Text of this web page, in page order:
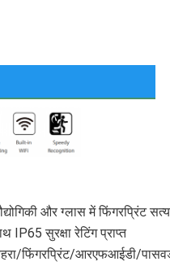
और ग्लास में फिंगरप्रिंट
सुरक्षा रेटिंग प्राप्त
फिंगरप्रिंट/आरएफआईडी/